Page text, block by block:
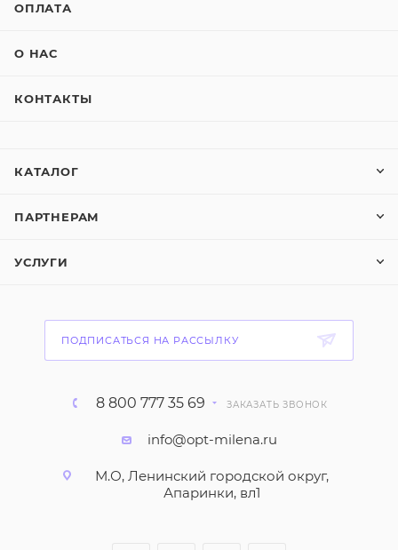
ОПЛАТА
О НАС
КОНТАКТЫ
КАТАЛОГ
ПАРТНЕРАМ
УСЛУГИ
ПОДПИСАТЬСЯ НА РАССЫЛКУ
8 800 777 35 69 ЗАКАЗАТЬ ЗВОНОК
info@opt-milena.ru
М.О, Ленинский городской округ,
Апаринки, вл1